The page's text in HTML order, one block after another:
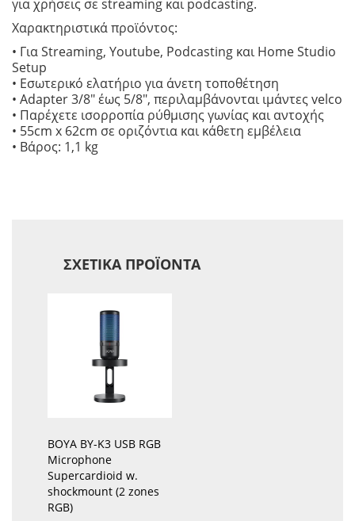
για χρήσεις σε streaming και podcasting.
Χαρακτηριστικά προϊόντος:
• Για Streaming, Youtube, Podcasting και Home Studio
Setup
• Εσωτερικό ελατήριο για άνετη τοποθέτηση
• Adapter 3/8″ έως 5/8″, περιλαμβάνονται ιμάντες velco
• Παρέχετε ισορροπία ρύθμισης γωνίας και αντοχής
• 55cm x 62cm σε οριζόντια και κάθετη εμβέλεια
• Βάρος: 1,1 kg
ΣΧΕΤΙΚΆ ΠΡΟΪΌΝΤΑ
BOYA BY-K3 USB RGB
Microphone
Supercardioid w.
shockmount (2 zones
RGB)